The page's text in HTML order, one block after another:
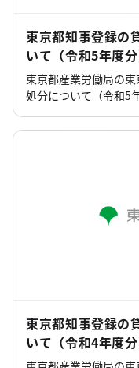
東京都知事登録の
いて（令和5年度分
東京都産業労働局の
処分について（令和5
東京都知事登録の
いて（令和4年度分